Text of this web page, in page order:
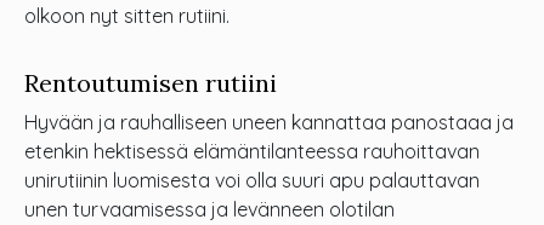
olkoon nyt sitten rutiini.
Rentoutumisen rutiini
Hyvään ja rauhalliseen uneen kannattaa panostaaa ja
etenkin hektisessä elämäntilanteessa rauhoittavan
unirutiinin luomisesta voi olla suuri apu palauttavan
unen turvaamisessa ja levänneen olotilan